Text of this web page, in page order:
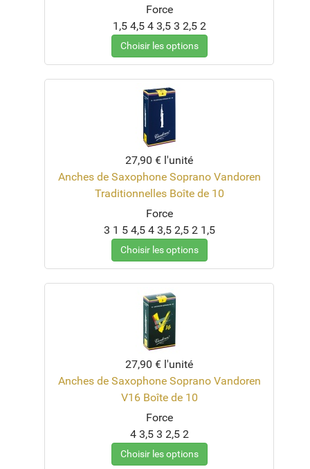
Force
1,5 4,5 4 3,5 3 2,5 2
Choisir les options
27,90 € l'unité
Anches de Saxophone Soprano Vandoren
Traditionnelles Boîte de 10
Force
3 1 5 4,5 4 3,5 2,5 2 1,5
Choisir les options
27,90 € l'unité
Anches de Saxophone Soprano Vandoren
V16 Boîte de 10
Force
4 3,5 3 2,5 2
Choisir les options